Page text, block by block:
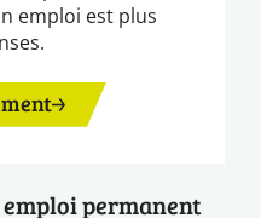
emploi est plus
permanent